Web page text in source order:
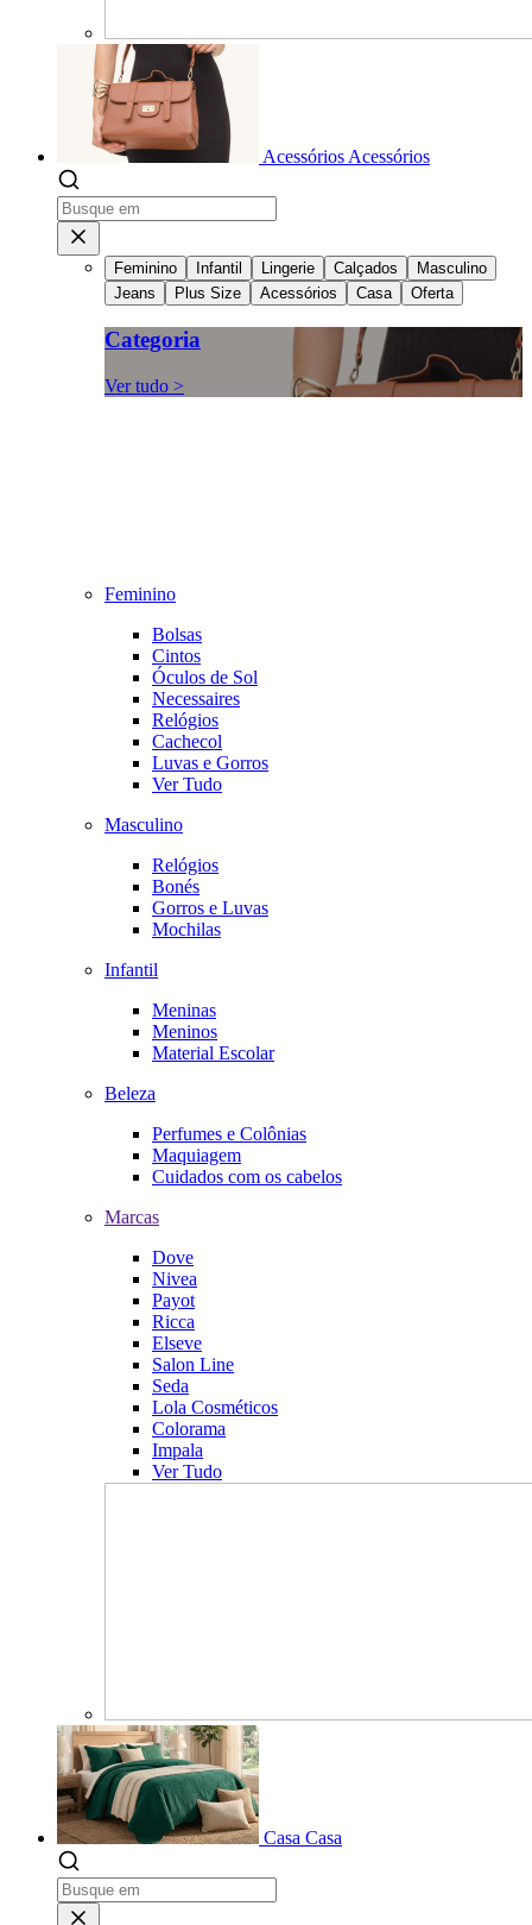
Acessórios Acessórios
Feminino Infantil Lingerie Calçados
Masculino
Jeans
Plus Size Acessórios Casa Oferta
Categoria
Ver tudo >
Feminino
Bolsas
Cintos
Óculos de Sol
Necessaires
Relógios
Cachecol
Luvas e Gorros
Ver Tudo
Masculino
Relógios
Bonés
Gorros e Luvas
Mochilas
Infantil
Meninas
Meninos
Material Escolar
Beleza
Perfumes e Colônias
Maquiagem
Cuidados com os cabelos
Marcas
Dove
Nivea
Payot
Ricca
Elseve
Salon Line
Seda
Lola Cosméticos
Colorama
Impala
Ver Tudo
Casa Casa